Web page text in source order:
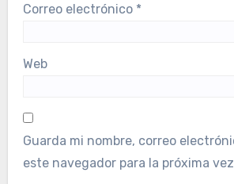
Correo electrónico *
Web
Guarda mi nombre, correo
este navegador para la próxima